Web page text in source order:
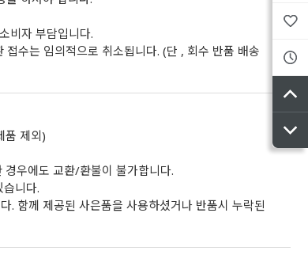
비자 부담입니다.
수는 임의적으로 취소됩니다. (단 , 회수 반품 배송
품 제외)
우에도 교환/환불이 불가합니다.
니다.
. 함께 제공된 사은품을 사용하셨거나 반품시 누락된